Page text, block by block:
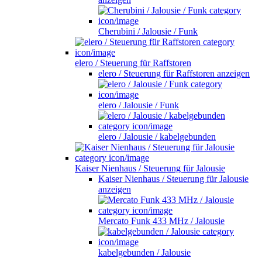
Cherubini / Jalousie / Funk
elero / Steuerung für Raffstoren
elero / Steuerung für Raffstoren anzeigen
elero / Jalousie / Funk
elero / Jalousie / kabelgebunden
Kaiser Nienhaus / Steuerung für Jalousie
Kaiser Nienhaus / Steuerung für Jalousie
anzeigen
Mercato Funk 433 MHz / Jalousie
kabelgebunden / Jalousie